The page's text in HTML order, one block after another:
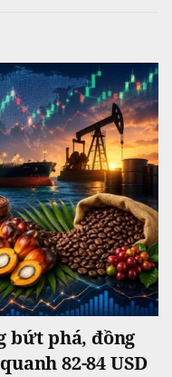
bứt phá, đồng
82-84 USD